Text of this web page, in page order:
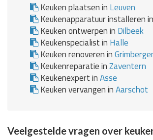
Keuken plaatsen in Leuven
Keukenapparatuur installeren in
Keuken ontwerpen in Dilbeek
Keukenspecialist in Halle
Keuken renoveren in
Keukenreparatie inZaventern
Keukenexpert inAsse
Keuken vervangen inAarschot
Veelgestelde vragen over